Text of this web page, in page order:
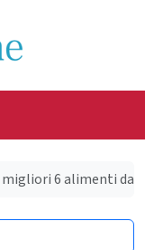
migliori 6 alimenti da